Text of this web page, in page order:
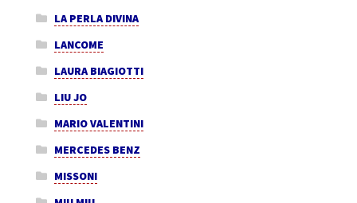
LA PERLA DIVINA
LANCOME
LAURA BIAGIOTTI
LIU JO
MARIO VALENTINI
MERCEDES BENZ
MISSONI